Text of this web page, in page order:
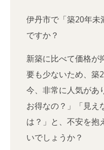
伊丹市で「築20年未
ですか？
新築に比べて価格が
要も少ないため、築
今、非常に人気があ
お得なの？」「見え
は？」と、不安を抱
いでしょうか？